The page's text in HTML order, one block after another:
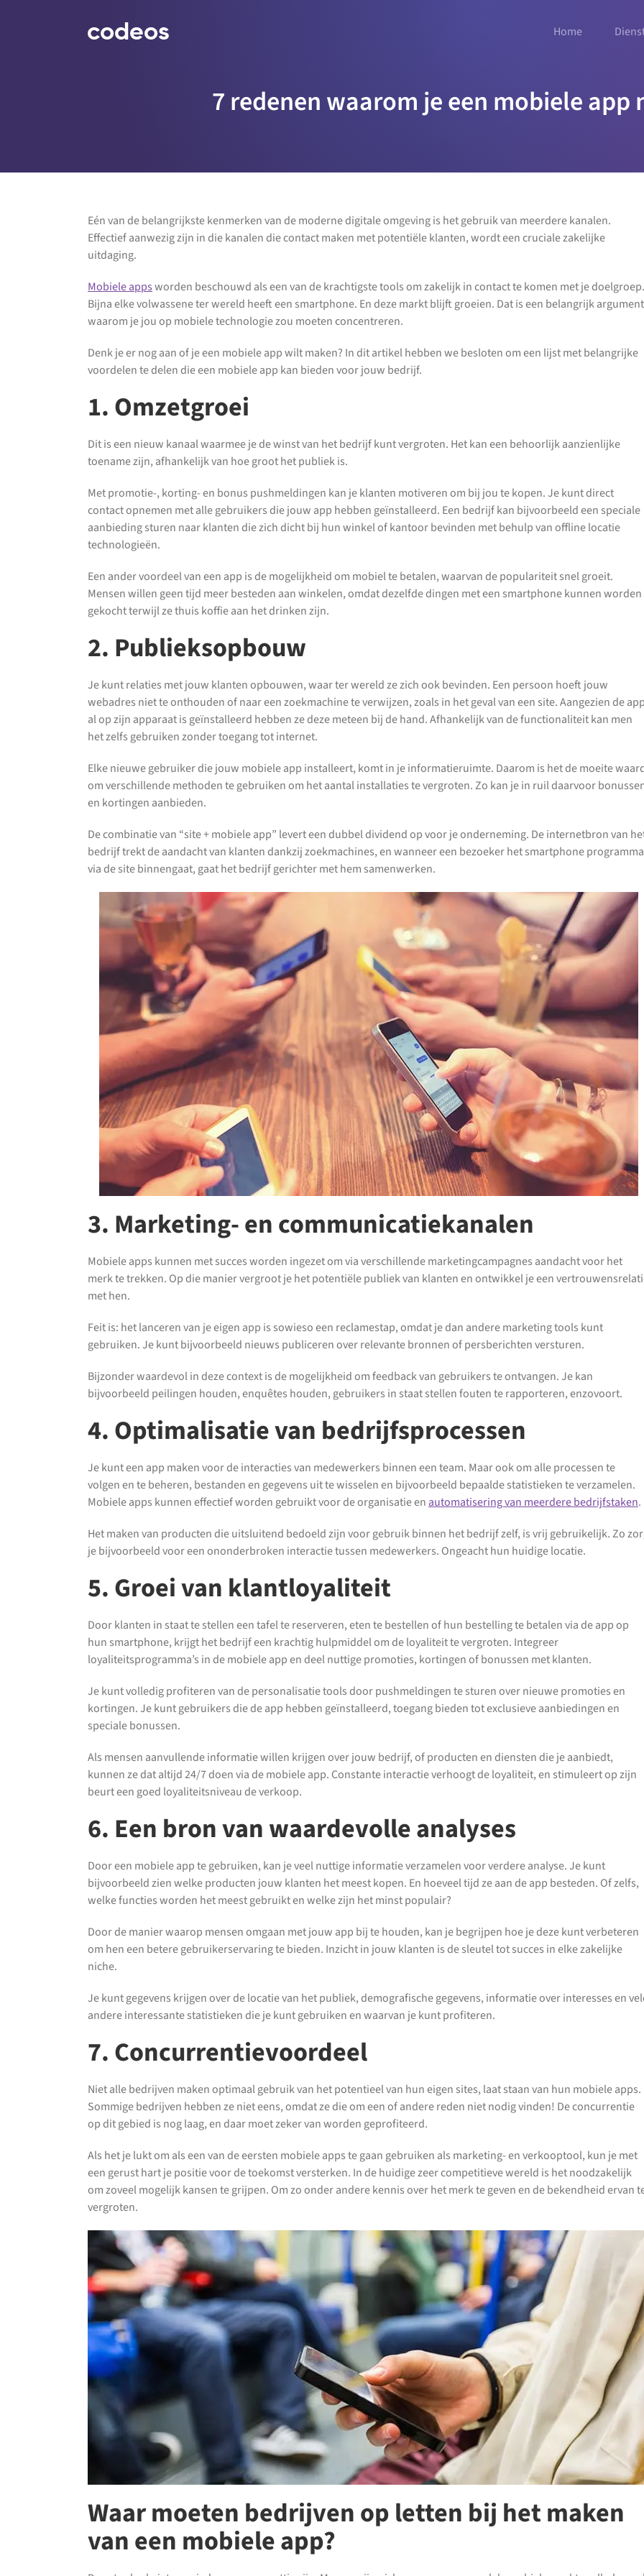
Home
7 redenen waarom je een mobiele app
Eén van de belangrijkste kenmerken van de moderne digitale omgeving is het gebruik van meerdere kanalen.
Effectief aanwezig zijn in die kanalen die contact maken met potentiële klanten, wordt een cruciale zakelijke
uitdaging.
Mobiele appsworden beschouwd als een van de krachtigste tools om zakelijk in contact te komen met je doelgroep.
Bijna elke volwassene ter wereld heeft een smartphone. En deze markt blijft groeien. Dat is een belangrijk argument
waarom je jou op mobiele technologie zou moeten concentreren.
Denk je er nog aan of je een mobiele app wilt maken? In dit artikel hebben we besloten om een lijst met belangrijke
voordelen te delen die een mobiele app kan bieden voor jouw bedrijf.
1. Omzetgroei
Dit is een nieuw kanaal waarmee je de winst van het bedrijf kunt vergroten. Het kan een behoorlijk aanzienlijke
toename zijn, afhankelijk van hoe groot het publiek is.
Met promotie-, korting- en bonus pushmeldingen kan je klanten motiveren om bij jou te kopen. Je kunt direct
contact opnemen met alle gebruikers die jouw app hebben geïnstalleerd. Een bedrijf kan bijvoorbeeld een speciale
aanbieding sturen naar klanten die zich dicht bij hun winkel of kantoor bevinden met behulp van offline locatie
technologieën.
Een ander voordeel van een app is de mogelijkheid om mobiel te betalen, waarvan de populariteit snel groeit.
Mensen willen geen tijd meer besteden aan winkelen, omdat dezelfde dingen met een smartphone kunnen worden
gekocht terwijl ze thuis koffie aan het drinken zijn.
2. Publieksopbouw
Je kunt relaties met jouw klanten opbouwen, waar ter wereld ze zich ook bevinden. Een persoon hoeft jouw
webadres niet te onthouden of naar een zoekmachine te verwijzen, zoals in het geval van een site. Aangezien de
al op zijn apparaat is geïnstalleerd hebben ze deze meteen bij de hand. Afhankelijk van de functionaliteit kan men
het zelfs gebruiken zonder toegang tot internet.
Elke nieuwe gebruiker die jouw mobiele app installeert, komt in je informatieruimte. Daarom is het de moeite
om verschillende methoden te gebruiken om het aantal installaties te vergroten. Zo kan je in ruil daarvoor
en kortingen aanbieden.
De combinatie van “site + mobiele app” levert een dubbel dividend op voor je onderneming. De internetbron van
bedrijf trekt de aandacht van klanten dankzij zoekmachines, en wanneer een bezoeker het smartphone programma
via de site binnengaat, gaat het bedrijf gerichter met hem samenwerken.
3. Marketing- en communicatiekanalen
Mobiele apps kunnen met succes worden ingezet om via verschillende marketingcampagnes aandacht voor het
merk te trekken. Op die manier vergroot je het potentiële publiek van klanten en ontwikkel je een
met hen.
Feit is: het lanceren van je eigen app is sowieso een reclamestap, omdat je dan andere marketing tools kunt
gebruiken. Je kunt bijvoorbeeld nieuws publiceren over relevante bronnen of persberichten versturen.
Bijzonder waardevol in deze context is de mogelijkheid om feedback van gebruikers te ontvangen. Je kan
bijvoorbeeld peilingen houden, enquêtes houden, gebruikers in staat stellen fouten te rapporteren, enzovoort.
4. Optimalisatie van bedrijfsprocessen
Je kunt een app maken voor de interacties van medewerkers binnen een team. Maar ook om alle processen te
volgen en te beheren, bestanden en gegevens uit te wisselen en bijvoorbeeld bepaalde statistieken te verzamelen.
Mobiele apps kunnen effectief worden gebruikt voor de organisatie en automatisering van meerdere bedrijfstaken.
Het maken van producten die uitsluitend bedoeld zijn voor gebruik binnen het bedrijf zelf, is vrij gebruikelijk. Zo
je bijvoorbeeld voor een ononderbroken interactie tussen medewerkers. Ongeacht hun huidige locatie.
5. Groei van klantloyaliteit
Door klanten in staat te stellen een tafel te reserveren, eten te bestellen of hun bestelling te betalen via de app op
hun smartphone, krijgt het bedrijf een krachtig hulpmiddel om de loyaliteit te vergroten. Integreer
loyaliteitsprogramma’s in de mobiele app en deel nuttige promoties, kortingen of bonussen met klanten.
Je kunt volledig profiteren van de personalisatie tools door pushmeldingen te sturen over nieuwe promoties en
kortingen. Je kunt gebruikers die de app hebben geïnstalleerd, toegang bieden tot exclusieve aanbiedingen en
speciale bonussen.
Als mensen aanvullende informatie willen krijgen over jouw bedrijf, of producten en diensten die je aanbiedt,
kunnen ze dat altijd 24/7 doen via de mobiele app. Constante interactie verhoogt de loyaliteit, en stimuleert op zijn
beurt een goed loyaliteitsniveau de verkoop.
6. Een bron van waardevolle analyses
Door een mobiele app te gebruiken, kan je veel nuttige informatie verzamelen voor verdere analyse. Je kunt
bijvoorbeeld zien welke producten jouw klanten het meest kopen. En hoeveel tijd ze aan de app besteden. Of zelfs,
welke functies worden het meest gebruikt en welke zijn het minst populair?
Door de manier waarop mensen omgaan met jouw app bij te houden, kan je begrijpen hoe je deze kunt verbeteren
om hen een betere gebruikerservaring te bieden. Inzicht in jouw klanten is de sleutel tot succes in elke zakelijke
niche.
Je kunt gegevens krijgen over de locatie van het publiek, demografische gegevens, informatie over interesses en
andere interessante statistieken die je kunt gebruiken en waarvan je kunt profiteren.
7. Concurrentievoordeel
Niet alle bedrijven maken optimaal gebruik van het potentieel van hun eigen sites, laat staan van hun mobiele apps.
Sommige bedrijven hebben ze niet eens, omdat ze die om een of andere reden niet nodig vinden! De concurrentie
op dit gebied is nog laag, en daar moet zeker van worden geprofiteerd.
Als het je lukt om als een van de eersten mobiele apps te gaan gebruiken als marketing- en verkooptool, kun je met
een gerust hart je positie voor de toekomst versterken. In de huidige zeer competitieve wereld is het noodzakelijk
om zoveel mogelijk kansen te grijpen. Om zo onder andere kennis over het merk te geven en de bekendheid ervan
vergroten.
Waar moeten bedrijven op letten bij het maken
van een mobiele app?